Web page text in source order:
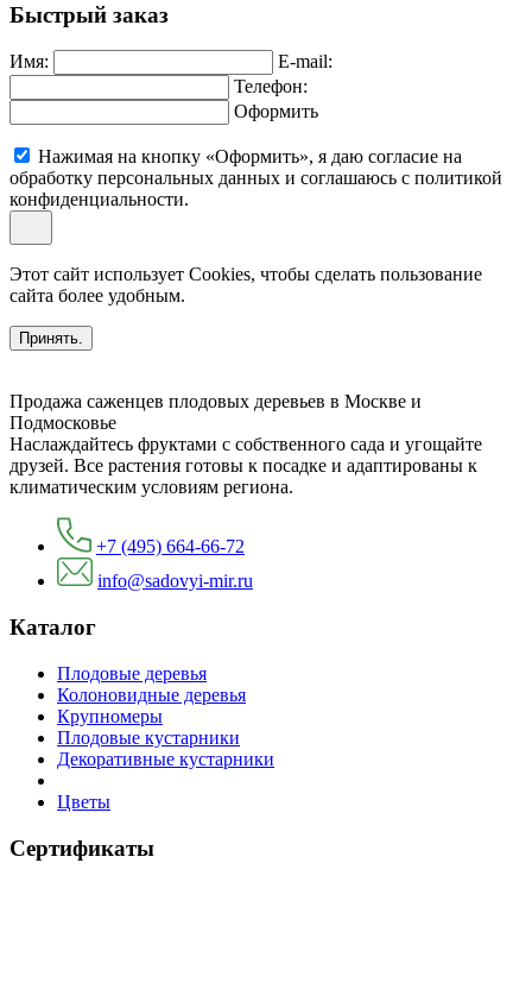
Быстрый заказ
Имя:
E-mail:
Телефон:
Оформить
Нажимая на кнопку «Оформить», я даю согласие на
обработку персональных данных и соглашаюсь c политикой
конфиденциальности.
Этот сайт использует Cookies, чтобы сделать пользование
сайта более удобным.
Принять.
Продажа саженцев плодовых деревьев в Москве и
Подмосковье
Наслаждайтесь фруктами с собственного сада и угощайте
друзей. Все растения готовы к посадке и адаптированы к
климатическим условиям региона.
+7 (495) 664-66-72
info@sadovyi-mir.ru
Каталог
Плодовые деревья
Колоновидные деревья
Крупномеры
Плодовые кустарники
Декоративные кустарники
Цветы
Сертификаты